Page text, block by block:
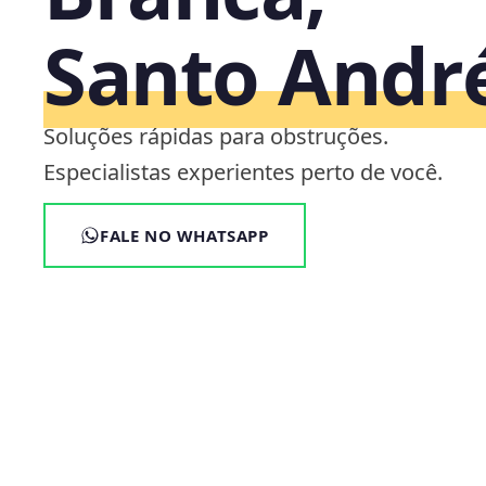
Santo
Soluções rápidas para obstruções.
Especialistas experientes perto de você.
FALE NO WHATSAPP